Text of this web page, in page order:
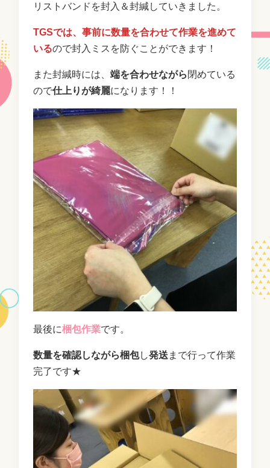
リストバンドを封入＆封緘していきました。
TGSでは、事前に数量を合わせて作業を進めて
いるので封入ミスを防ぐことができます！
また封緘時には、端を合わせながら 閉めている
ので仕上りが綺麗になります！！
最後に梱包作業です。
数量を確認しながら梱包し発送 まで行って作業
完了です★